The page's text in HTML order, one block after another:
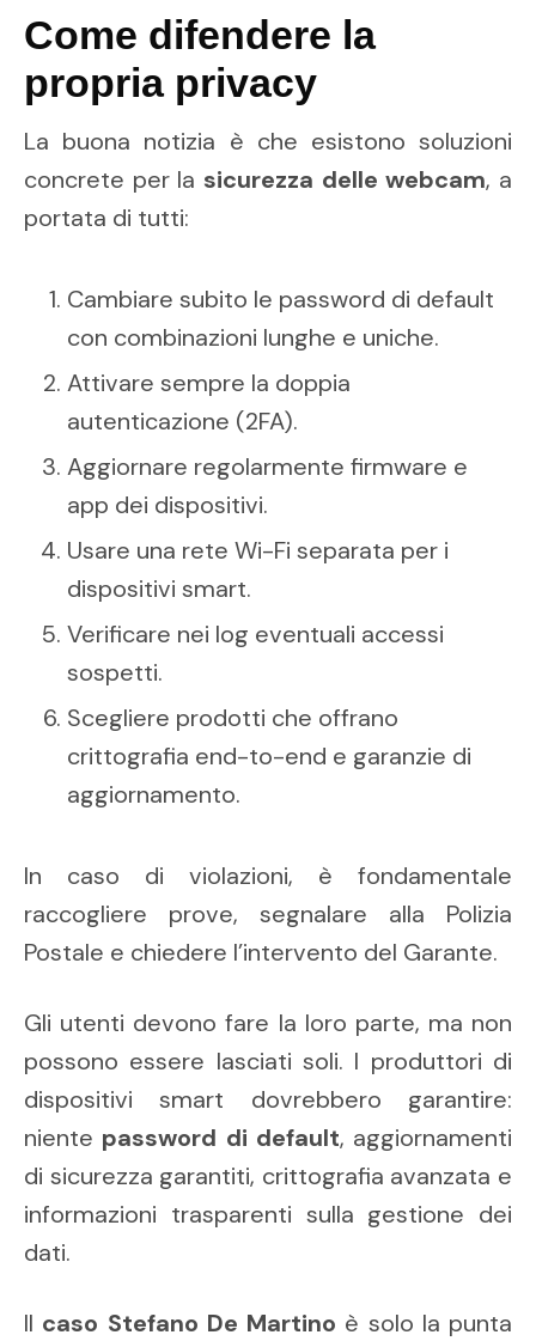
Come difendere la
propria privacy
La buona notizia è che esistono soluzioni
concrete per la sicurezza delle webcam, a
portata di tutti:
Cambiare subito le password di default
con combinazioni lunghe e uniche.
Attivare sempre la doppia
autenticazione (2FA).
Aggiornare regolarmente firmware e
app dei dispositivi.
Usare una rete Wi-Fi separata per i
dispositivi smart.
Verificare nei log eventuali accessi
sospetti.
Scegliere prodotti che offrano
crittografia end-to-end e garanzie di
aggiornamento.
In caso di violazioni, è fondamentale
raccogliere prove, segnalare alla Polizia
Postale e chiedere l’intervento del Garante.
Gli utenti devono fare la loro parte, ma non
possono essere lasciati soli. I produttori di
dispositivi smart dovrebbero garantire:
niente password di default, aggiornamenti
di sicurezza garantiti, crittografia avanzata e
informazioni trasparenti sulla gestione dei
dati.
Il caso Stefano De Martino è solo la punta